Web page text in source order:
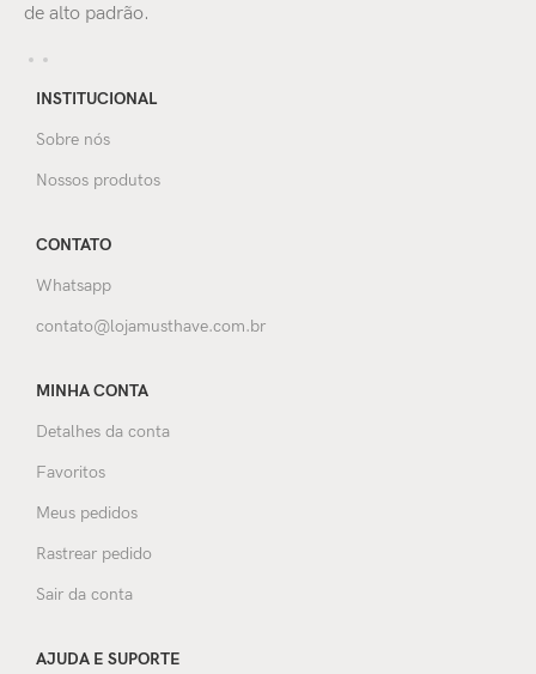
de alto padrão.
INSTITUCIONAL
Sobre nós
Nossos produtos
CONTATO
Whatsapp
contato@lojamusthave.com.br
MINHA CONTA
Detalhes da conta
Favoritos
Meus pedidos
Rastrear pedido
Sair da conta
AJUDA E SUPORTE